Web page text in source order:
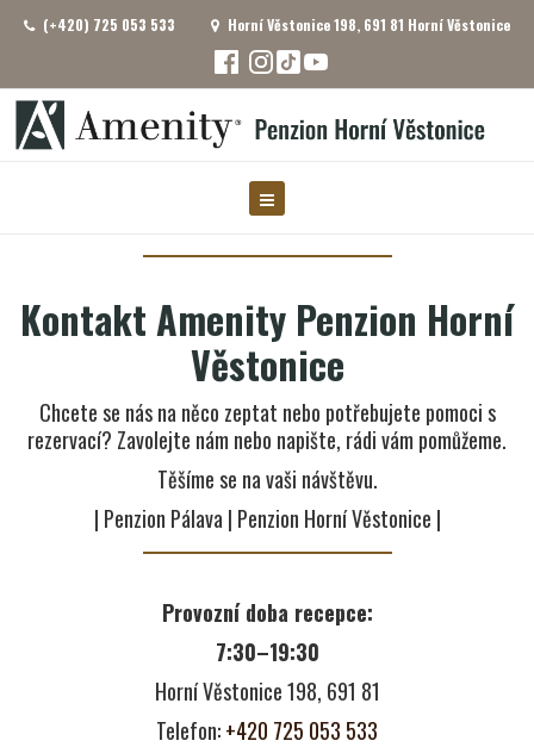
(+420) 725 053 533 Horní Věstonice 198, 691 81 Horní Věstonice
Kontakt Amenity Penzion Horní
Věstonice
Chcete se nás na něco zeptat nebo potřebujete pomoci s
rezervací? Zavolejte nám nebo napište, rádi vám pomůžeme.
Těšíme se na vaši návštěvu.
| Penzion Pálava | Penzion Horní Věstonice |
Provozní doba recepce:
7:30–19:30
Horní Věstonice 198, 691 81
Telefon:+420 725 053 533